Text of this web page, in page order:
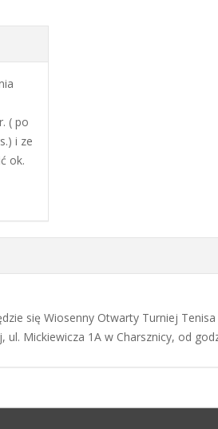
( po
i ze
ok.
się Wiosenny Otwarty Turniej
Mickiewicza 1A w Charsznicy, od